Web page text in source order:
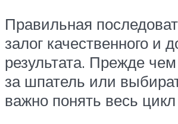
Правильная
залог качественного и
результата. Прежде чем
за шпатель или
важно понять весь цикл